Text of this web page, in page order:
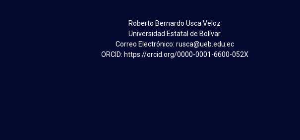
Roberto Bernardo Usca Veloz
Universidad Estatal de Bolívar
Correo Electrónico: rusca@ueb.edu.ec
ORCID: https://orcid.org/0000-0001-6600-052X